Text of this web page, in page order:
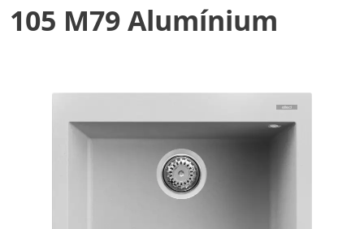
105 M79 Alumínium